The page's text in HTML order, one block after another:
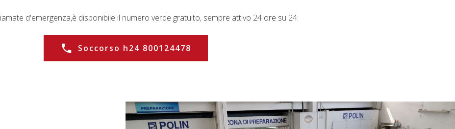
d'emergenza,è disponibile il numero verde gratuito, sempre attivo 24 ore su 24:
Soccorso h24 800124478